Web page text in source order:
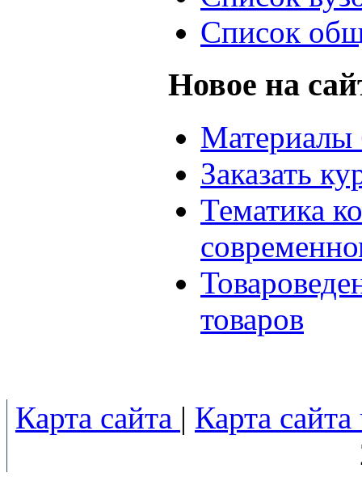
Список
Новое на
Материалы
Заказать
Тематика
товаров
Карта сайта | Карта сайта